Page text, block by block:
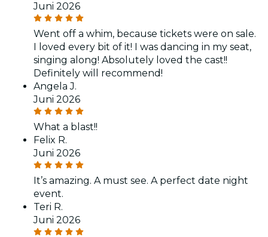
Juni 2026
Went off a whim, because tickets were on sale.
I loved every bit of it! I was dancing in my seat,
singing along! Absolutely loved the cast!!
Definitely will recommend!
Angela J.
Juni 2026
What a blast!!
Felix R.
Juni 2026
It’s amazing. A must see. A perfect date night
event.
Teri R.
Juni 2026